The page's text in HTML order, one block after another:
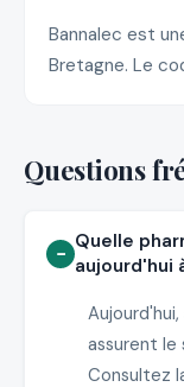
Bannalec est
Bretagne. Le
Questions
Quelle
aujourd'hui
assurent le
Consultez